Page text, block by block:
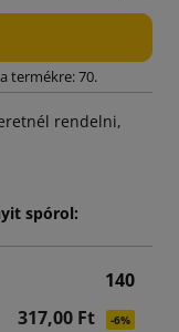
termékre: 70.
rendelni,
spórol:
140
317,00 Ft
-6%